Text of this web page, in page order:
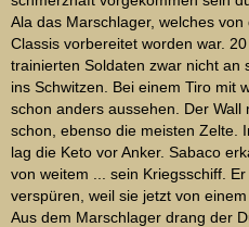
Ala das Marschlager, welches
Classis vorbereitet worden war.
trainierten Soldaten zwar nicht an
ins Schwitzen. Bei einem Tiro mit
schon anders aussehen. Der Wall
schon, ebenso die meisten Zelte.
lag die Keto vor Anker. Sabaco
von weitem ... sein Kriegsschiff.
verspüren, weil sie jetzt von
Aus dem Marschlager drang der